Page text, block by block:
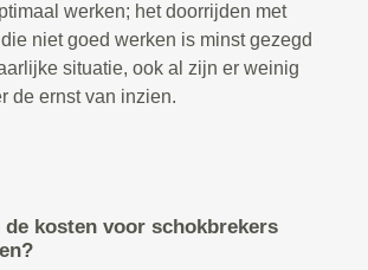
werken; het doorrijden met
niet goed werken is minst gezegd
situatie, ook al zijn er weinig
de ernst van inzien.
de kosten voor schokbrekers